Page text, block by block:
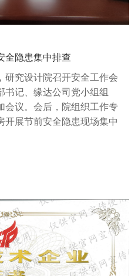
全隐患集中排查
研究设计院召开安全工作会
书记、缘达公司党小组组
会议。会后，院组织工作专
开展节前安全隐患现场集中